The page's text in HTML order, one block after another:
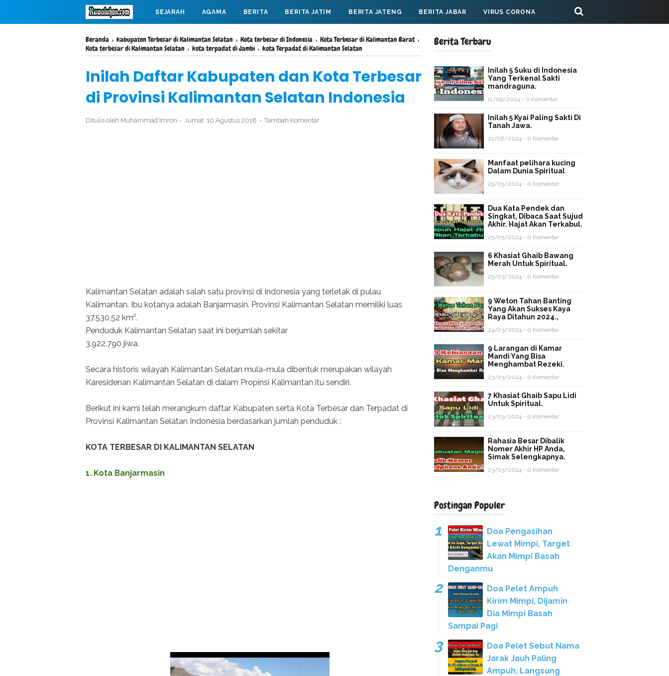
SEJARAH AGAMA BERITA BERITA JATIM BERITA JATENG BERITA JABAR VIRUS CORONA
MAHABARATA
Beranda › kabupaten Terbesar di Kalimantan Selatan › Kota terbesar di Indonesia › Kota Terbesar di Kalimantan Barat ›
Kota terbesar di Kalimantan Selatan › kota terpadat di Jambi › kota Terpadat di Kalimantan Selatan
Inilah Daftar Kabupaten dan Kota Terbesar
di Provinsi Kalimantan Selatan Indonesia
Ditulis oleh Muhammad Imron Jumat, 10 Agustus 2018 Tambah Komentar
Kalimantan Selatan adalah salah satu provinsi di Indonesia yang terletak di pulau
Kalimantan. Ibu kotanya adalah Banjarmasin. Provinsi Kalimantan Selatan memiliki luas
37.530,52 km².
Penduduk Kalimantan Selatan saat ini berjumlah sekitar
3.922.790 jiwa.
Secara historis wilayah Kalimantan Selatan mula-mula dibentuk merupakan wilayah
Karesidenan Kalimantan Selatan di dalam Propinsi Kalimantan itu sendiri.
Berikut ini kami telah merangkum daftar Kabupaten serta Kota Terbesar dan Terpadat di
Provinsi Kalimantan Selatan Indonesia berdasarkan jumlah penduduk :
KOTA TERBESAR DI KALIMANTAN SELATAN
1. Kota Banjarmasin
Berita Terbaru
Inilah 5 Suku di Indonesia
Yang Terkenal Sakti
mandraguna.
11/09/2024 - 0 Komentar
Inilah 5 Kyai Paling Sakti Di
Tanah Jawa.
21/08/2024 - 0 Komentar
Manfaat pelihara kucing
Dalam Dunia Spiritual
25/05/2024 - 0 Komentar
Dua Kata Pendek dan
Singkat, Dibaca Saat Sujud
Akhir. Hajat Akan Terkabul.
25/05/2024 - 0 Komentar
6 Khasiat Ghaib Bawang
Merah Untuk Spiritual.
25/03/2024 - 0 Komentar
9 Weton Tahan Banting
Yang Akan Sukses Kaya
Raya Ditahun 2024.,
24/03/2024 - 0 Komentar
9 Larangan di Kamar
Mandi Yang Bisa
Menghambat Rezeki.
23/03/2024 - 0 Komentar
7 Khasiat Ghaib Sapu Lidi
Untuk Spiritual.
23/03/2024 - 0 Komentar
Rahasia Besar Dibalik
Nomer Akhir HP Anda,
Simak Selengkapnya.
23/03/2024 - 0 Komentar
Postingan Populer
Doa Pengasihan
Lewat Mimpi, Target
Akan Mimpi Basah
Denganmu
Doa Pelet Ampuh
Kirim Mimpi, Dijamin
Dia Mimpi Basah
Sampai Pagi
Doa Pelet Sebut Nama
Jarak Jauh Paling
Ampuh, Langsung